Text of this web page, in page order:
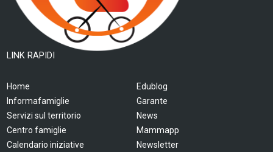
LINK RAPIDI
Home
Informafamiglie
Servizi sul territorio
Centro famiglie
Calendario iniziative
Edublog
Garante
News
Mammapp
Newsletter